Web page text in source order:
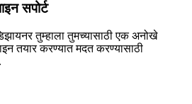
सपोर्ट
तुम्हाला तुमच्यासाठी एक अनोखे
तयार करण्यात मदत करण्यासाठी